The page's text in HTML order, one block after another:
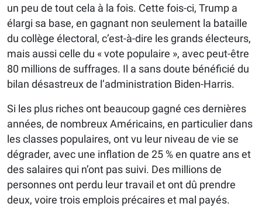
un peu de tout cela à la fois. Cette fois-ci, Trump a
élargi sa base, en gagnant non seulement la bataille
du collège électoral, c’est-à-dire les grands électeurs,
mais aussi celle du « vote populaire », avec peut-être
80 millions de suffrages. Il a sans doute bénéficié du
bilan désastreux de l’administration Biden-Harris.
Si les plus riches ont beaucoup gagné ces dernières
années, de nombreux Américains, en particulier dans
les classes populaires, ont vu leur niveau de vie se
dégrader, avec une inflation de 25 % en quatre ans et
des salaires qui n’ont pas suivi. Des millions de
personnes ont perdu leur travail et ont dû prendre
deux, voire trois emplois précaires et mal payés.